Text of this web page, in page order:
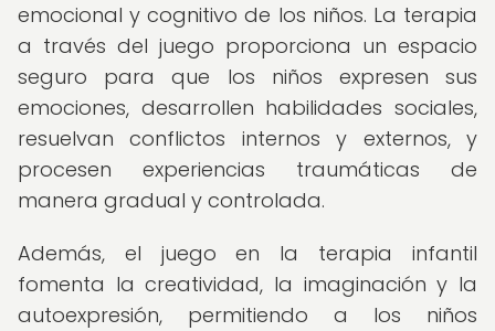
emocional y cognitivo de los niños. La terapia
a través del juego proporciona un espacio
seguro para que los niños expresen sus
emociones, desarrollen habilidades sociales,
resuelvan conflictos internos y externos, y
procesen experiencias traumáticas de
manera gradual y controlada.
Además, el juego en la terapia infantil
fomenta la creatividad, la imaginación y la
autoexpresión, permitiendo a los niños